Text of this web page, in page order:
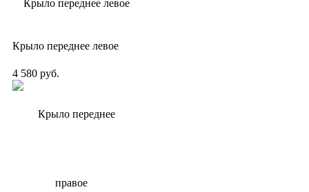
Крыло переднее левое
4 580 руб.